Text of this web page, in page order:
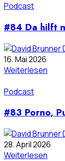
Podcast
#84 Da hilft
16. Mai 2026
Weiterlesen
Podcast
#83 Porno,
28. April 2026
Weiterlesen